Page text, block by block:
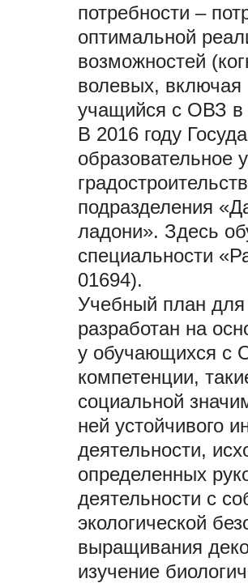
потребности –
оптимальной
возможностей
волевых,
учащийся с ОВЗ в
В 2016 году
образовательное
подразделения
ладони». Здесь
специальности
01694).
Учебный план для
разработан на
у обучающихся с
компетенции,
социальной
ней устойчивого
деятельности,
определенных
деятельности с
экологической
выращивания
изучение